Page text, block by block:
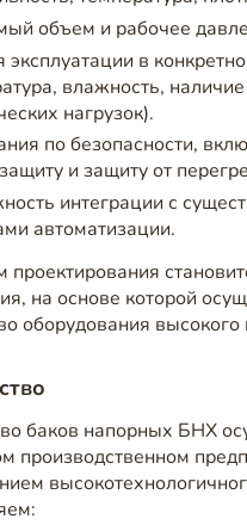
объем и рабочее
эксплуатации в
влажность,
нагрузок).
по безопасности,
и защиту от
интеграции с
автоматизации.
проектирования
на основе которой
оборудования высокого
баков напорных БНХ
производственном